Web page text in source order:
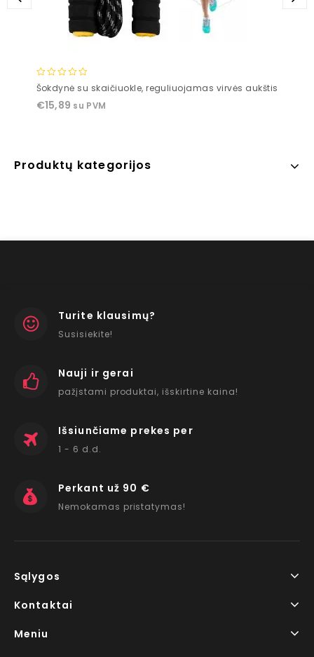
0
of
Šokdynė su skaičiuokle, reguliuojamas virvės aukštis
€15,89 su PVM
Produktų kategorijos
Turite klausimų?
Susisiekite!
Nauji ir gerai
pažįstami produktai, išskirtine kaina!
Išsiunčiame prekes per
1 - 6 d.d.
Perkant už 90 €
Nemokamas pristatymas!
Sąlygos
Kontaktai
Meniu